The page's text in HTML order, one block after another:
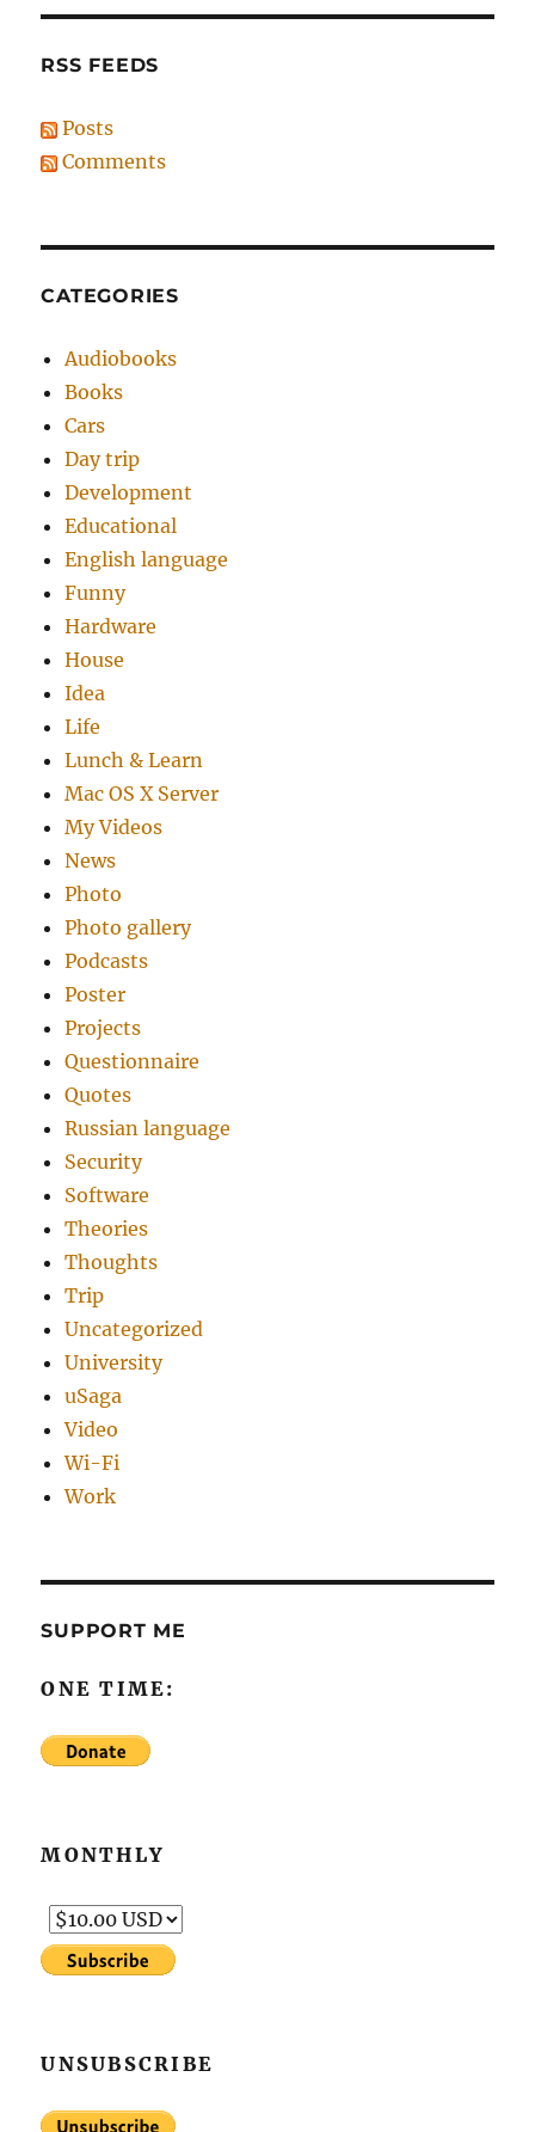
RSS FEEDS
Posts
Comments
CATEGORIES
Audiobooks
Books
Cars
Day trip
Development
Educational
English language
Funny
Hardware
House
Idea
Life
Lunch & Learn
Mac OS X Server
My Videos
News
Photo
Photo gallery
Podcasts
Poster
Projects
Questionnaire
Quotes
Russian language
Security
Software
Theories
Thoughts
Trip
Uncategorized
University
uSaga
Video
Wi-Fi
Work
SUPPORT ME
ONE TIME:
MONTHLY
UNSUBSCRIBE